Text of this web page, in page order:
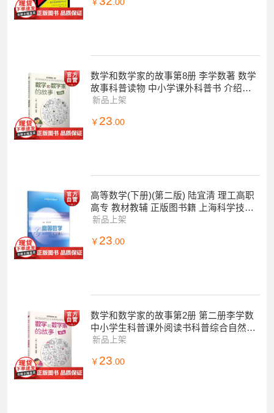
￥ .00
数学和数学家的故事第8册 李学数著 数学
故事科普读物 中小学课外科普书 介绍数
学和数学家故事的好书籍 上海科学技术出
新品上架
￥ 23 .00
高等数学(下册)(第二版) 陆宜清 理工高职
高专 教材教辅 正版图书籍 上海科学技术
出版社 世纪出版
新品上架
￥ 23.00
数学和数学家的故事第2册 第二册李学数
中小学生科普课外阅读书科普综合自然科
学上海科学技术出版社正版数学科普读物
新品上架
￥ 23 .00